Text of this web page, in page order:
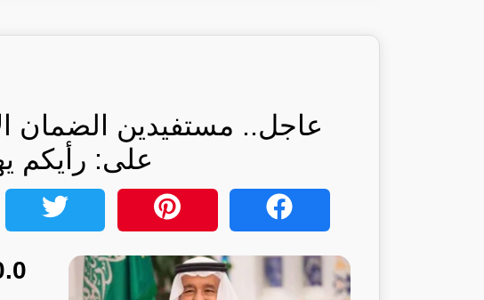
عاجل.. مستفيدين الضمان
على: رأيكم